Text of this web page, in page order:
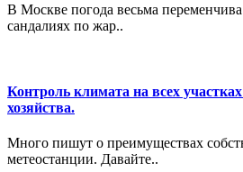
В Москве погода весьма
сандалиях по жар..
Контроль климата на всех
хозяйства.
Много пишут о преимуществах
метеостанции. Давайте..